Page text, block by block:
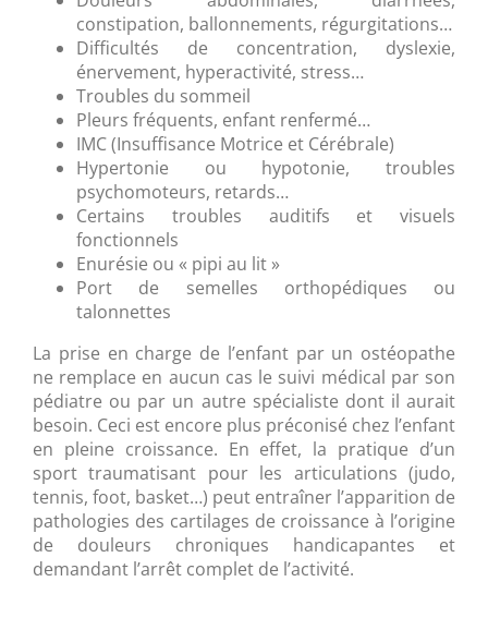
constipation, ballonnements, régurgitations…
Difficultés de concentration, dyslexie,
énervement, hyperactivité, stress…
Troubles du sommeil
Pleurs fréquents, enfant renfermé…
IMC (Insuffisance Motrice et Cérébrale)
Hypertonie ou hypotonie, troubles
psychomoteurs, retards…
Certains troubles auditifs et visuels
fonctionnels
Enurésie ou « pipi au lit »
Port de semelles orthopédiques ou
talonnettes
La prise en charge de l’enfant par un ostéopathe
ne remplace en aucun cas le suivi médical par son
pédiatre ou par un autre spécialiste dont il aurait
besoin. Ceci est encore plus préconisé chez l’enfant
en pleine croissance. En effet, la pratique d’un
sport traumatisant pour les articulations (judo,
tennis, foot, basket…) peut entraîner l’apparition de
pathologies des cartilages de croissance à l’origine
de douleurs chroniques handicapantes et
demandant l’arrêt complet de l’activité.